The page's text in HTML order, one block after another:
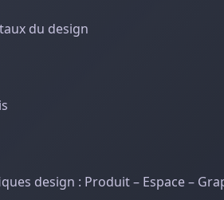
du design
design : Produit – Espace –